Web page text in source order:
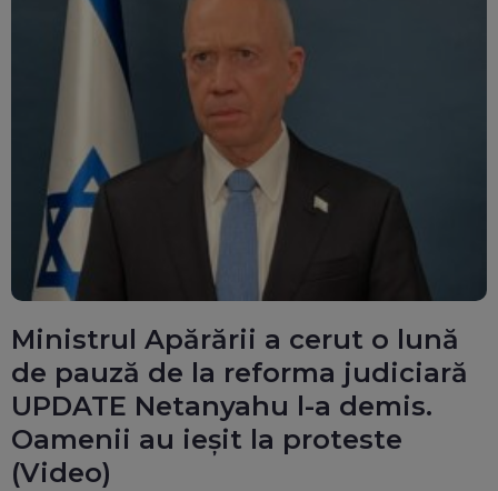
Ministrul Apărării a cerut o lună
de pauză de la reforma judiciară
UPDATE Netanyahu l-a demis.
Oamenii au ieșit la proteste
(Video)